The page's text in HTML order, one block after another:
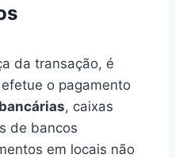
da transação, é
o pagamento
, caixas
de bancos
em locais não